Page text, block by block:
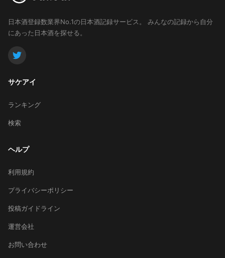
日本酒登録数業界No.1の日本酒記録サービス。
みんなの記録から自分
にあった日本酒を探せる。
サケアイ
ランキング
検索
ヘルプ
利用規約
プライバシーポリシー
投稿ガイドライン
運営会社
お問い合わせ